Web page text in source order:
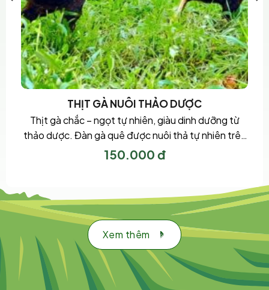
THỊT GÀ NUÔI THẢO DƯỢC
150.000 đ
Thịt gà chắc – ngọt tự nhiên, giàu dinh dưỡng từ
thảo dược. Đàn gà quê được nuôi thả tự nhiên trên
đồi, uống nước khe tinh khiết, ăn khẩu phần đặc
Thành phần dinh dưỡng: giàu [...]
Xem thêm